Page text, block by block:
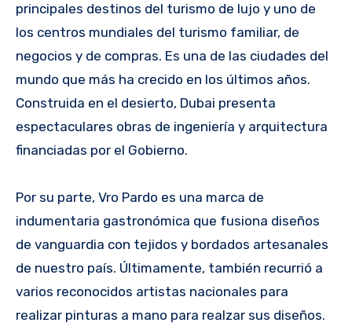
principales destinos del turismo de lujo y uno de
los centros mundiales del turismo familiar, de
negocios y de compras. Es una de las ciudades del
mundo que más ha crecido en los últimos años.
Construida en el desierto, Dubai presenta
espectaculares obras de ingeniería y arquitectura
financiadas por el Gobierno.
Por su parte, Vro Pardo es una marca de
indumentaria gastronómica que fusiona diseños
de vanguardia con tejidos y bordados artesanales
de nuestro país. Últimamente, también recurrió a
varios reconocidos artistas nacionales para
realizar pinturas a mano para realzar sus diseños.